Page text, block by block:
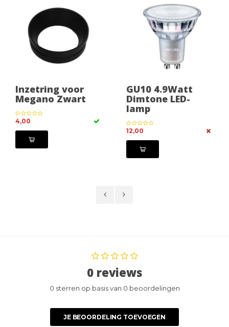
Inzetring voor
Megano Zwart
4,00
GU10 4.9Watt
Dimtone LED-
lamp
12,00
0 reviews
0 sterren op basis van 0 beoordelingen
JE BEOORDELING TOEVOEGEN